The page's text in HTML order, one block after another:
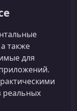
также
для